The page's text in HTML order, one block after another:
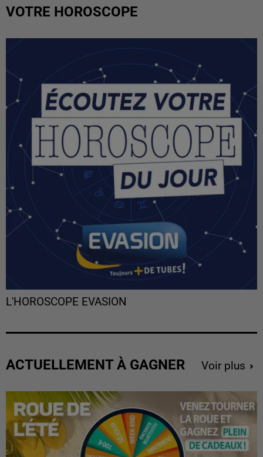
VOTRE HOROSCOPE
L'HOROSCOPE EVASION
ACTUELLEMENT À GAGNER Voir plus